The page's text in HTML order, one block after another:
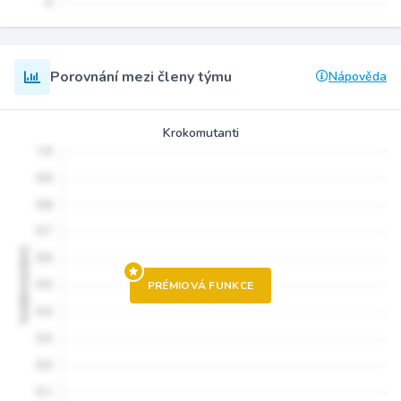
Porovnání mezi členy týmu Nápověda
Krokomutanti
PRÉMIOVÁ FUNKCE